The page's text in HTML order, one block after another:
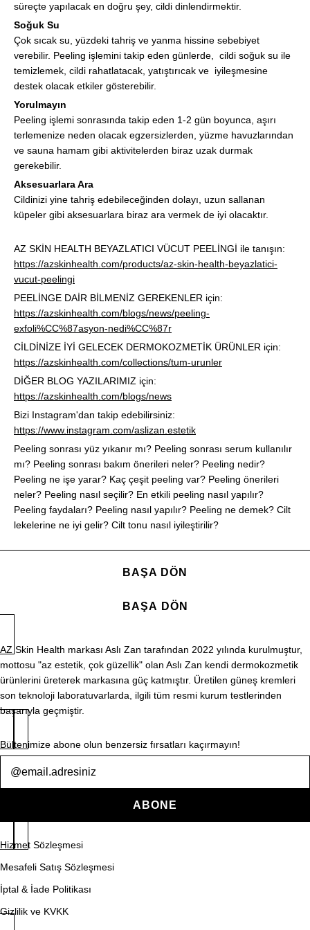
süreçte yapılacak en doğru şey, cildi dinlendirmektir.
Soğuk Su
Çok sıcak su, yüzdeki tahriş ve yanma hissine sebebiyet
verebilir. Peeling işlemini takip eden günlerde, cildi soğuk su ile
temizlemek, cildi rahatlatacak, yatıştırıcak ve iyileşmesine
destek olacak etkiler gösterebilir.
Yorulmayın
Peeling işlemi sonrasında takip eden 1-2 gün boyunca, aşırı
terlemenize neden olacak egzersizlerden, yüzme havuzlarından
ve sauna hamam gibi aktivitelerden biraz uzak durmak
gerekebilir.
Aksesuarlara Ara
Cildinizi yine tahriş edebileceğinden dolayı, uzun sallanan
küpeler gibi aksesuarlara biraz ara vermek de iyi olacaktır.
AZ SKİN HEALTH BEYAZLATICI VÜCUT PEELİNGİ ile tanışın:
https://azskinhealth.com/products/az-skin-health-beyazlatici-
vucut-peelingi
PEELİNGE DAİR BİLMENİZ GEREKENLER için:
https://azskinhealth.com/blogs/news/peeling-
exfoli%CC%87asyon-nedi%CC%87r
CİLDİNİZE İYİ GELECEK DERMOKOZMETİK ÜRÜNLER için:
https://azskinhealth.com/collections/tum-urunler
DİĞER BLOG YAZILARIMIZ için:
https://azskinhealth.com/blogs/news
Bizi Instagram'dan takip edebilirsiniz:
https://www.instagram.com/aslizan.estetik
Peeling sonrası yüz yıkanır mı? Peeling sonrası serum kullanılır
mı? Peeling sonrası bakım önerileri neler? Peeling nedir?
Peeling ne işe yarar? Kaç çeşit peeling var? Peeling önerileri
neler? Peeling nasıl seçilir? En etkili peeling nasıl yapılır?
Peeling faydaları? Peeling nasıl yapılır? Peeling ne demek? Cilt
lekelerine ne iyi gelir? Cilt tonu nasıl iyileştirilir?
BAŞA DÖN
BAŞA DÖN
AZ Skin Health markası Aslı Zan tarafından 2022 yılında kurulmuştur,
mottosu "az estetik, çok güzellik" olan Aslı Zan kendi dermokozmetik
ürünlerini üreterek markasına güç katmıştır. Üretilen güneş kremleri
son teknoloji laboratuvarlarda, ilgili tüm resmi kurum testlerinden
başarıyla geçmiştir.
Bültenimize abone olun benzersiz fırsatları kaçırmayın!
ABONE
Hizmet Sözleşmesi
Mesafeli Satış Sözleşmesi
İptal & İade Politikası
Gizlilik ve KVKK